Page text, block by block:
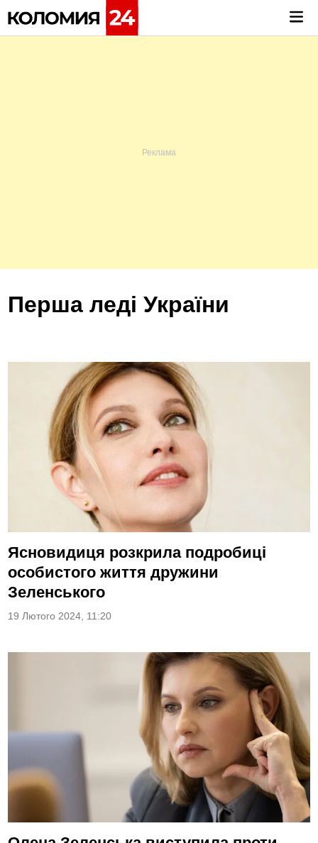
to
Перша леді України
Ясновидиця розкрила подробиці
особистого життя дружини
Зеленського
19 Лютого 2024, 11:20